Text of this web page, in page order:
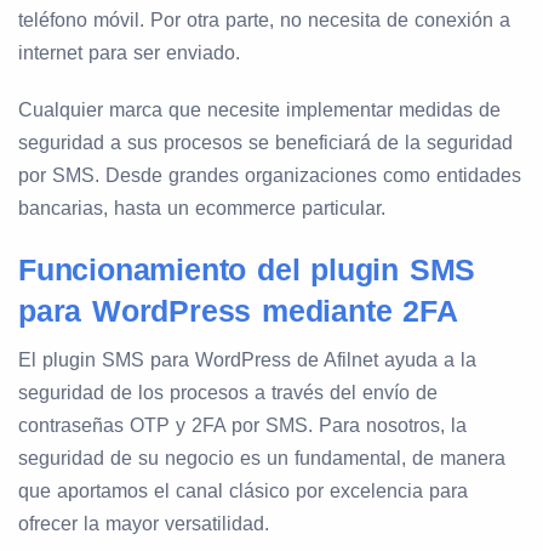
teléfono móvil. Por otra parte, no necesita de conexión a
internet para ser enviado.
Cualquier marca que necesite implementar medidas de
seguridad a sus procesos se beneficiará de la seguridad
por SMS. Desde grandes organizaciones como entidades
bancarias, hasta un ecommerce particular.
Funcionamiento del plugin SMS
para WordPress mediante 2FA
El plugin SMS para WordPress de Afilnet ayuda a la
seguridad de los procesos a través del envío de
contraseñas OTP y 2FA por SMS. Para nosotros, la
seguridad de su negocio es un fundamental, de manera
que aportamos el canal clásico por excelencia para
ofrecer la mayor versatilidad.